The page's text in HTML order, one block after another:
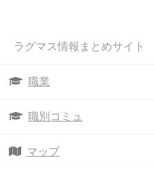
ラグマス情報まとめサイト
職業
職別コミュ
マップ